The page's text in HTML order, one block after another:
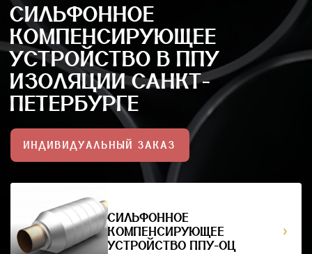
СИЛЬФОННОЕ
КОМПЕНСИРУЮЩЕЕ
УСТРОЙСТВО В ППУ
ИЗОЛЯЦИИ САНКТ-
ПЕТЕРБУРГЕ
ИНДИВИДУАЛЬНЫЙ ЗАКАЗ
СИЛЬФОННОЕ
КОМПЕНСИРУЮЩЕЕ
УСТРОЙСТВО ППУ-ОЦ